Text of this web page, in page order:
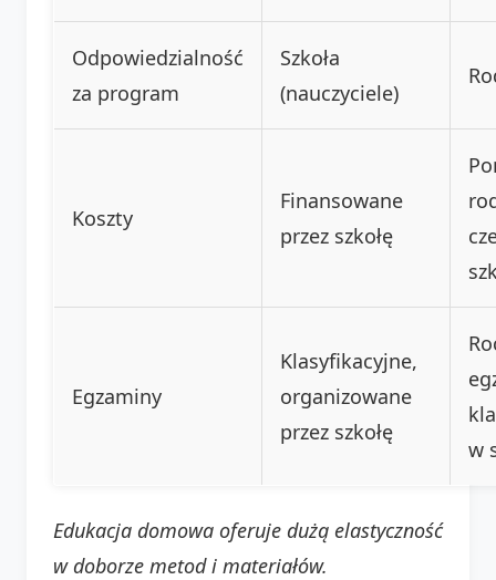
Odpowiedzialność
za program
Szkoła
(nauczyciele)
Koszty
Finansowane
przez szkołę
Egzaminy
Klasyfikacyjne,
organizowane
przez szkołę
w
Edukacja domowa oferuje dużą elastyczność
w doborze metod i materiałów.